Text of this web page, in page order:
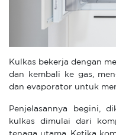
Kulkas bekerja dengan
dan kembali ke gas,
dan evaporator untuk
Penjelasannya begini,
kulkas dimulai dari